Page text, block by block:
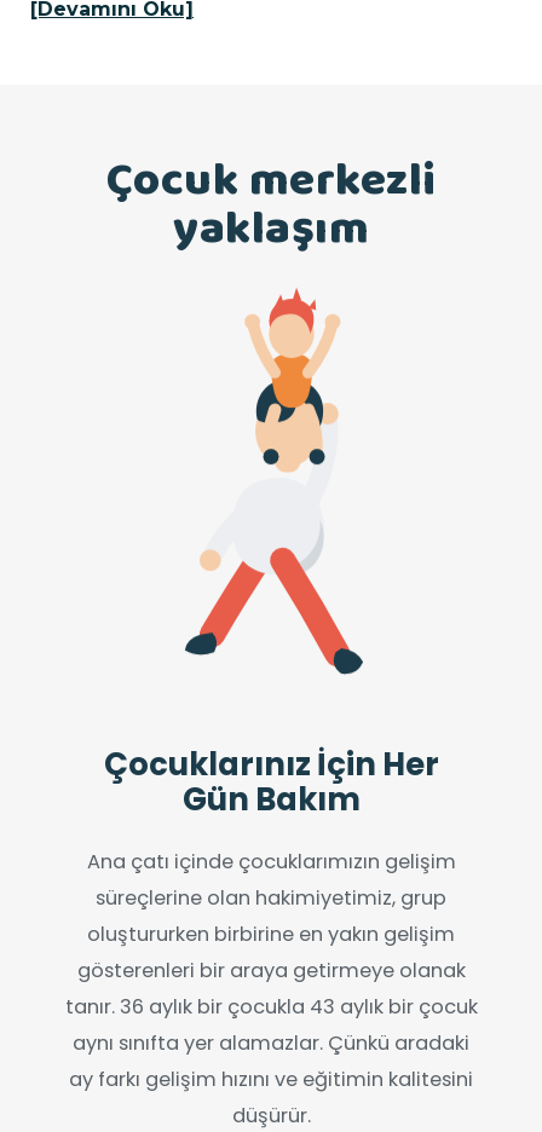
[Devamını Oku]
Çocuk merkezli
yaklaşım
Çocuklarınız İçin Her
Gün Bakım
Ana çatı içinde çocuklarımızın gelişim
süreçlerine olan hakimiyetimiz, grup
oluştururken birbirine en yakın gelişim
gösterenleri bir araya getirmeye olanak
tanır. 36 aylık bir çocukla 43 aylık bir çocuk
aynı sınıfta yer alamazlar. Çünkü aradaki
ay farkı gelişim hızını ve eğitimin kalitesini
düşürür.